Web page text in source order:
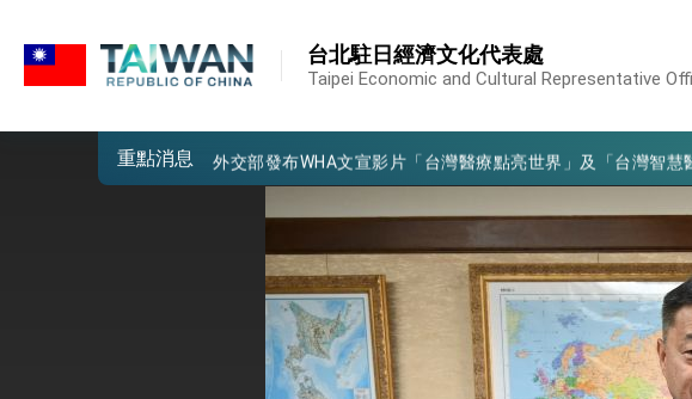
台北駐日經濟文化代表處
Taipei Economic and Cultural Representative
重點消息
我國政府將在美國亞利桑納州設立「駐鳳凰城辦事處」，進一
外交部發布WHA文宣影片「台灣醫療點亮世界」及「台灣智
堅定走向世界 賴總統抵達史瓦帝尼王國進行國是訪問
總統與五院院長新春茶敘 盼化分歧為團結、為國家邁出合作
總統農曆春節談話